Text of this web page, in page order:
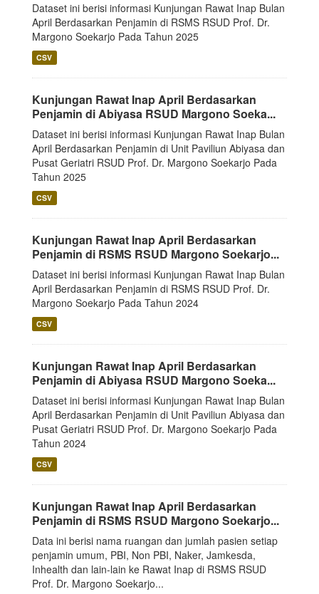
Dataset ini berisi informasi Kunjungan Rawat Inap Bulan
April Berdasarkan Penjamin di RSMS RSUD Prof. Dr.
Margono Soekarjo Pada Tahun 2025
CSV
Kunjungan Rawat Inap April Berdasarkan
Penjamin di Abiyasa RSUD Margono Soeka...
Dataset ini berisi informasi Kunjungan Rawat Inap Bulan
April Berdasarkan Penjamin di Unit Paviliun Abiyasa dan
Pusat Geriatri RSUD Prof. Dr. Margono Soekarjo Pada
Tahun 2025
CSV
Kunjungan Rawat Inap April Berdasarkan
Penjamin di RSMS RSUD Margono Soekarjo...
Dataset ini berisi informasi Kunjungan Rawat Inap Bulan
April Berdasarkan Penjamin di RSMS RSUD Prof. Dr.
Margono Soekarjo Pada Tahun 2024
CSV
Kunjungan Rawat Inap April Berdasarkan
Penjamin di Abiyasa RSUD Margono Soeka...
Dataset ini berisi informasi Kunjungan Rawat Inap Bulan
April Berdasarkan Penjamin di Unit Paviliun Abiyasa dan
Pusat Geriatri RSUD Prof. Dr. Margono Soekarjo Pada
Tahun 2024
CSV
Kunjungan Rawat Inap April Berdasarkan
Penjamin di RSMS RSUD Margono Soekarjo...
Data ini berisi nama ruangan dan jumlah pasien setiap
penjamin umum, PBI, Non PBI, Naker, Jamkesda,
Inhealth dan lain-lain ke Rawat Inap di RSMS RSUD
Prof. Dr. Margono Soekarjo...